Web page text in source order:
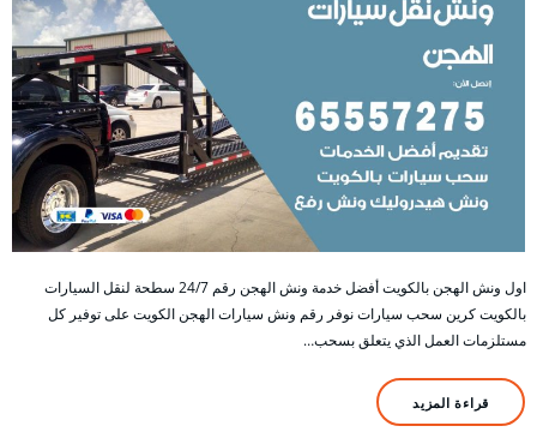
اول ونش الهجن بالكويت أفضل خدمة ونش الهجن رقم 24/7 سطحة لنقل السيارات
بالكويت كرين سحب سيارات نوفر رقم ونش سيارات الهجن الكويت على توفير كل
مستلزمات العمل الذي يتعلق بسحب…
قراءة المزيد